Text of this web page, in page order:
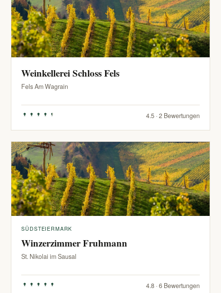
Weinkellerei Schloss Fels
Fels Am Wagrain
4.5 · 2 Bewertungen
SÜDSTEIERMARK
Winzerzimmer Fruhmann
St. Nikolai im Sausal
4.8 · 6 Bewertungen